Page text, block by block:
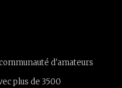
d'amateurs
plus de 3500